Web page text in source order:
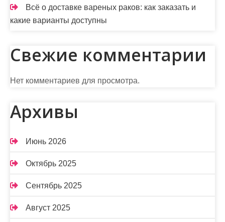
Всё о доставке вареных раков: как заказать и
какие варианты доступны
Свежие комментарии
Нет комментариев для просмотра.
Архивы
Июнь 2026
Октябрь 2025
Сентябрь 2025
Август 2025